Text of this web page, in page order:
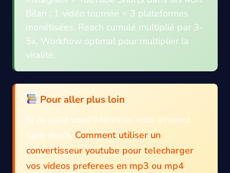
Bilan : 1 vidéo tournée = 3 plateformes
monétisées. Reach cumulé multiplié par 3-
5x. Workflow optimal pour multiplier la
viralité.
Pour aller plus loin
Si ce sujet vous intéresse, vous aimerez
sans doute Comment utiliser un
convertisseur youtube pour telecharger
vos videos preferees en mp3 ou mp4,